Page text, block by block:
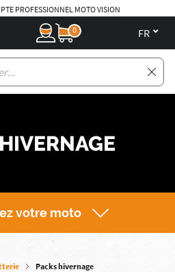
PROFESSIONNEL MOTO VISION
0
votre moto
Packs hivernage